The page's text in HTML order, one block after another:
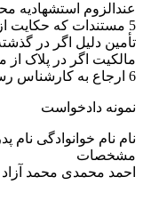
عندالزوم استشهادیه
5 مستندات که حکایت
تأمین دلیل اگر در
مالکیت اگر در پلاک
6 ارجاع به کارشناس رسمی دادگستری
نمونه دادخواست
نام نام خوانوادگی
مشخصات
احمد محمدی محمد